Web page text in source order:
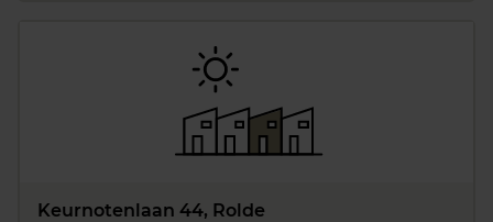
Keurnotenlaan 44, Rolde